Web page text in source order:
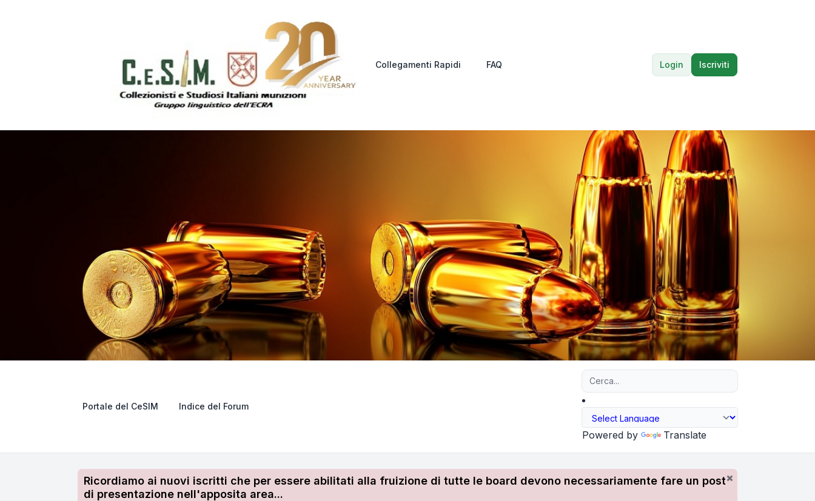
Collegamenti Rapidi FAQ Login Iscriviti
Portale del CeSIM Indice del Forum
Powered by Translate
Ricordiamo ai nuovi iscritti che per essere abilitati alla fruizione di tutte le board devono necessariamente fare un post
di presentazione nell'apposita area...